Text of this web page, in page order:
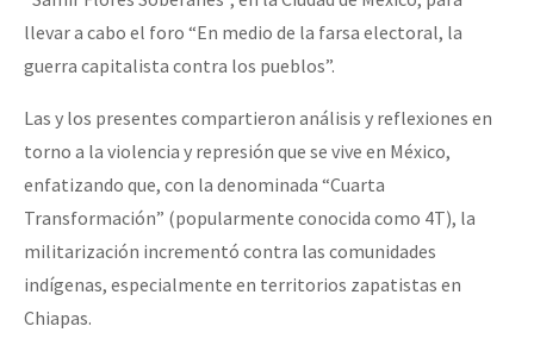
Fotorreportaje
Video
Otras secciones
Semillero Guerra contra la Humanidad. (Las poblaciones y
Se o México sabe, que o mundo saiba! Nossas lutas pela
[25 abr – CDMX] Tokín por el CNI: 30 años de Resistencia y
llevar a cabo el foro “En medio de la farsa electoral, la
guerra capitalista contra los pueblos”.
Las y los presentes compartieron análisis y reflexiones en
torno a la violencia y represión que se vive en México,
enfatizando que, con la denominada “Cuarta
Transformación” (popularmente conocida como 4T), la
militarización incrementó contra las comunidades
indígenas, especialmente en territorios zapatistas en
Chiapas.